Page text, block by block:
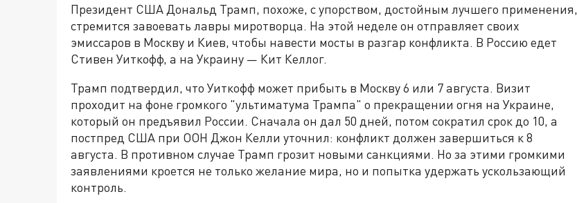
Президент США Дональд Трамп, похоже, с упорством, достойным лучшего применения,
стремится завоевать лавры миротворца. На этой неделе он отправляет своих
эмиссаров в Москву и Киев, чтобы навести мосты в разгар конфликта. В Россию едет
Стивен Уиткофф, а на Украину — Кит Келлог.
Трамп подтвердил, что Уиткофф может прибыть в Москву 6 или 7 августа. Визит
проходит на фоне громкого "ультиматума Трампа" о прекращении огня на Украине,
который он предъявил России. Сначала он дал 50 дней, потом сократил срок до 10, а
постпред США при ООН Джон Келли уточнил: конфликт должен завершиться к 8
августа. В противном случае Трамп грозит новыми санкциями. Но за этими громкими
заявлениями кроется не только желание мира, но и попытка удержать ускользающий
контроль.